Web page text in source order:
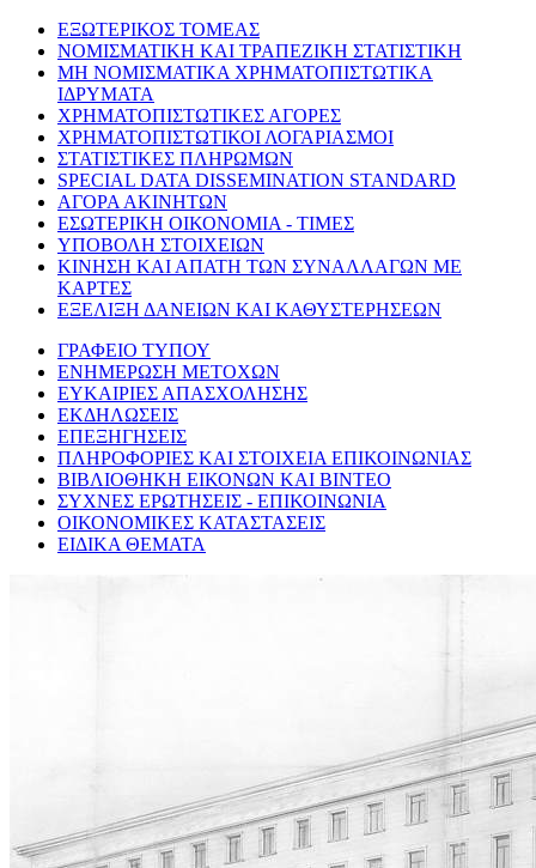
ΕΞΩΤΕΡΙΚΟΣ ΤΟΜΕΑΣ
ΝΟΜΙΣΜΑΤΙΚΗ ΚΑΙ ΤΡΑΠΕΖΙΚΗ ΣΤΑΤΙΣΤΙΚΗ
ΜΗ ΝΟΜΙΣΜΑΤΙΚΑ ΧΡΗΜΑΤΟΠΙΣΤΩΤΙΚΑ
ΙΔΡΥΜΑΤΑ
ΧΡΗΜΑΤΟΠΙΣΤΩΤΙΚΕΣ ΑΓΟΡΕΣ
ΧΡΗΜΑΤΟΠΙΣΤΩΤΙΚΟΙ ΛΟΓΑΡΙΑΣΜΟΙ
ΣΤΑΤΙΣΤΙΚΕΣ ΠΛΗΡΩΜΩΝ
SPECIAL DATA DISSEMINATION STANDARD
ΑΓΟΡΑ ΑΚΙΝΗΤΩΝ
ΕΣΩΤΕΡΙΚΗ ΟΙΚΟΝΟΜΙΑ - ΤΙΜΕΣ
ΥΠΟΒΟΛΗ ΣΤΟΙΧΕΙΩΝ
ΚΙΝΗΣΗ ΚΑΙ ΑΠΑΤΗ ΤΩΝ ΣΥΝΑΛΛΑΓΩΝ ΜΕ
ΚΑΡΤΕΣ
ΕΞΕΛΙΞΗ ΔΑΝΕΙΩΝ ΚΑΙ ΚΑΘΥΣΤΕΡΗΣΕΩΝ
ΓΡΑΦΕΙΟ ΤΥΠΟΥ
ΕΝΗΜΕΡΩΣΗ ΜΕΤΟΧΩΝ
ΕΥΚΑΙΡΙΕΣ ΑΠΑΣΧΟΛΗΣΗΣ
ΕΚΔΗΛΩΣΕΙΣ
ΕΠΕΞΗΓΗΣΕΙΣ
ΠΛΗΡΟΦΟΡΙΕΣ ΚΑΙ ΣΤΟΙΧΕΙΑ ΕΠΙΚΟΙΝΩΝΙΑΣ
ΒΙΒΛΙΟΘΗΚΗ ΕΙΚΟΝΩΝ ΚΑΙ ΒΙΝΤΕΟ
ΣΥΧΝΕΣ ΕΡΩΤΗΣΕΙΣ - ΕΠΙΚΟΙΝΩΝΙΑ
ΟΙΚΟΝΟΜΙΚΕΣ ΚΑΤΑΣΤΑΣΕΙΣ
ΕΙΔΙΚΑ ΘΕΜΑΤΑ